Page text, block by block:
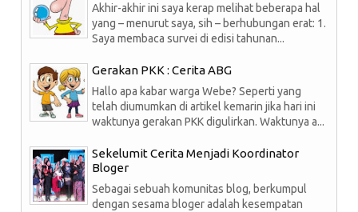
Akhir-akhir ini saya kerap melihat beberapa hal
yang – menurut saya, sih – berhubungan erat: 1.
Saya membaca survei di edisi tahunan...
Gerakan PKK : Cerita ABG
Hallo apa kabar warga Webe? Seperti yang
telah diumumkan di artikel kemarin jika hari ini
waktunya gerakan PKK digulirkan. Waktunya a...
Sekelumit Cerita Menjadi Koordinator
Bloger
Sebagai sebuah komunitas blog, berkumpul
dengan sesama bloger adalah kesempatan